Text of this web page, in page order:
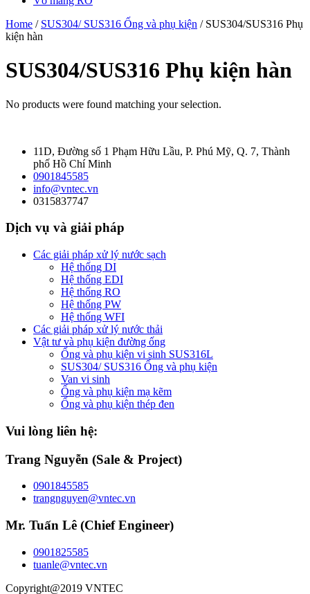
Home / SUS304/ SUS316 Ống và phụ kiện / SUS304/SUS316 Phụ
kiện hàn
SUS304/SUS316 Phụ kiện hàn
No products were found matching your selection.
11D, Đường số 1 Phạm Hữu Lầu, P. Phú Mỹ, Q. 7, Thành
phố Hồ Chí Minh
0901845585
info@vntec.vn
0315837747
Dịch vụ và giải pháp
Các giải pháp xử lý nước sạch
Hệ thống DI
Hệ thống EDI
Hệ thống RO
Hệ thống PW
Hệ thống WFI
Các giải pháp xử lý nước thải
Vật tư và phụ kiện đường ống
Ống và phụ kiện vi sinh SUS316L
SUS304/ SUS316 Ống và phụ kiện
Van vi sinh
Ống và phụ kiện mạ kẽm
Ống và phụ kiện thép đen
Vui lòng liên hệ:
Trang Nguyễn (Sale & Project)
0901845585
trangnguyen@vntec.vn
Mr. Tuấn Lê (Chief Engineer)
0901825585
tuanle@vntec.vn
Copyright@2019 VNTEC